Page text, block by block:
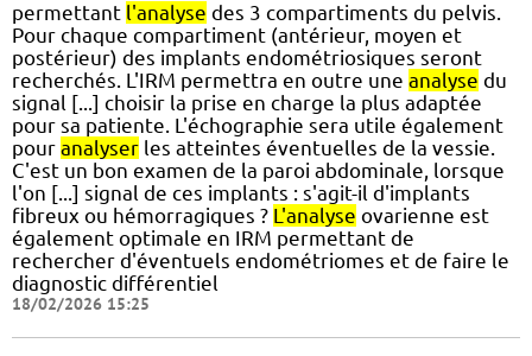
permettant l'analyse des 3 compartiments du pelvis.
Pour chaque compartiment (antérieur, moyen et
postérieur) des implants endométriosiques seront
recherchés. L'IRM permettra en outre une analyse du
signal [...] choisir la prise en charge la plus adaptée
pour sa patiente. L'échographie sera utile également
pour analyser les atteintes éventuelles de la vessie.
C'est un bon examen de la paroi abdominale, lorsque
l'on [...] signal de ces implants : s'agit-il d'implants
fibreux ou hémorragiques ? L'analyse ovarienne est
également optimale en IRM permettant de
rechercher d'éventuels endométriomes et de faire le
diagnostic différentiel
18/02/2026 15:25